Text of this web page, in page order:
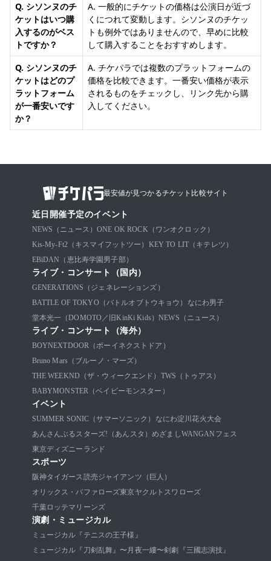
Q. シソンヌのチ
ケットはいつ購
入するのがベス
トですか？
A. 一般的にチケットの価格は公演日が近づ
くにつれて変動します。シソンヌのチケッ
トも例外ではありませんので、早めに比較
して購入することをおすすめします。
Q. シソンヌのチ
ケットはどのプ
ラットフォーム
が一番安いです
か？
A. チケパラでは複数のプラットフォームの
価格を比較できます。一番安い価格が表示
されるものをチェックし、リンク先から購
入してください。
最安値が見つかるチケット比較サイト
近日開催予定のイベント
NEWS（ニュース） ONE OK ROCK（ワンオクロック）
Kis-My-Ft2（キスマイフットツー） KEY TO LIT（キテレツ）
EBiDAN（恵比寿学園男子部）
ライブ・コンサート（国内）
GENERATIONS（ジェネレーションズ）
BATTLE OF TOKYO（バトルオブトウキョウ）
なにわ男子
堂本光一（DOMOTO／旧KinKi Kids）NEWS（ニュース）
ライブ・コンサート（海外）
BOYNEXTDOOR（ボーイネクストドア）
Bruno Mars（ブルーノ・マーズ）
THE WEEKND（ザ・ウィークエンド） TWS（トゥアス）
BABYMONSTER（ベイビーモンスター）
イベント
SUMMER SONIC（サマーソニック） なにわ淀川花火大会
あんさんぶるスターズ!（あんスタ）めざましWANGANフェス
東京ディズニーランド
スポーツ
阪神タイガース読売ジャイアンツ（巨人）
オリックス・バファローズ東京ヤクルトスワローズ
千葉ロッテマリーンズ
演劇・ミュージカル
ミュージカル『テニスの王子様』
ミュージカル『刀剣乱舞』〜月夜一縷〜剣劇『三國志演技』